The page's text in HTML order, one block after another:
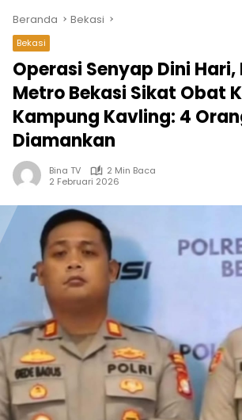
Beranda Bekasi
Bekasi
Operasi Senyap Dini Hari,
Metro Bekasi Sikat Obat
Kampung Kavling: 4
Diamankan
Bina TV
2 Min Baca
2 Februari 2026